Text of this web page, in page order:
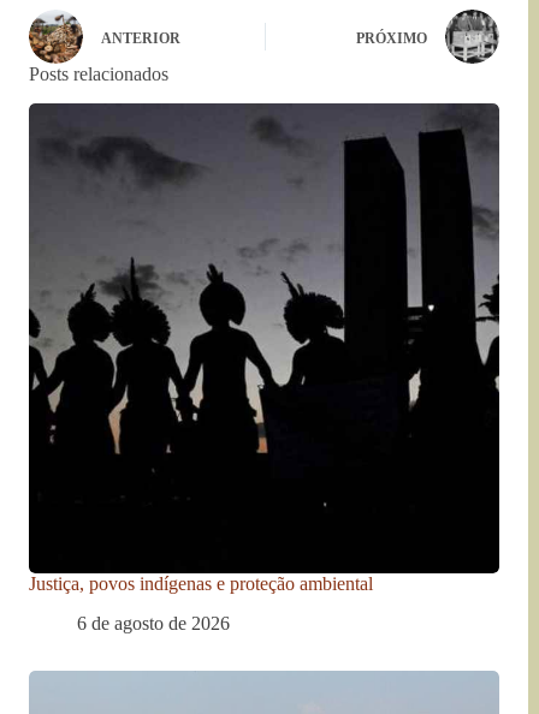
ANTERIOR PRÓXIMO
Posts relacionados
Justiça, povos indígenas e proteção ambiental
6 de agosto de 2026